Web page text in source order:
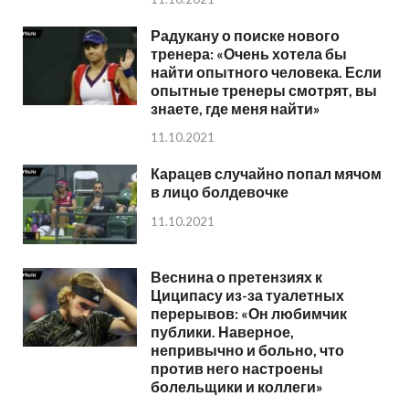
Радукану о поиске нового
тренера: «Очень хотела бы
найти опытного человека. Если
опытные тренеры смотрят, вы
знаете, где меня найти»
11.10.2021
Карацев случайно попал мячом
в лицо болдевочке
11.10.2021
Веснина о претензиях к
Циципасу из-за туалетных
перерывов: «Он любимчик
публики. Наверное,
непривычно и больно, что
против него настроены
болельщики и коллеги»